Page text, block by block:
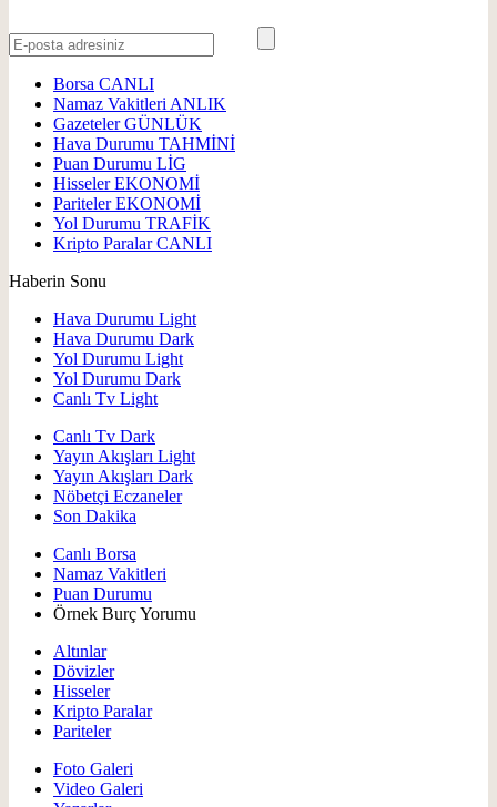
Borsa CANLI
Namaz Vakitleri ANLIK
GazetelerGÜNLÜK
Hava Durumu TAHMİNİ
Puan Durumu LİG
HisselerEKONOMİ
ParitelerEKONOMİ
Yol Durumu TRAFİK
Kripto ParalarCANLI
Haberin Sonu
Hava Durumu Light
Hava Durumu Dark
Yol Durumu Light
Yol Durumu Dark
Canlı Tv Light
Canlı Tv Dark
Yayın Akışları Light
Yayın Akışları Dark
Nöbetçi Eczaneler
Son Dakika
Canlı Borsa
Namaz Vakitleri
Puan Durumu
Örnek Burç Yorumu
Altınlar
Dövizler
Hisseler
Kripto Paralar
Pariteler
Foto Galeri
Video Galeri